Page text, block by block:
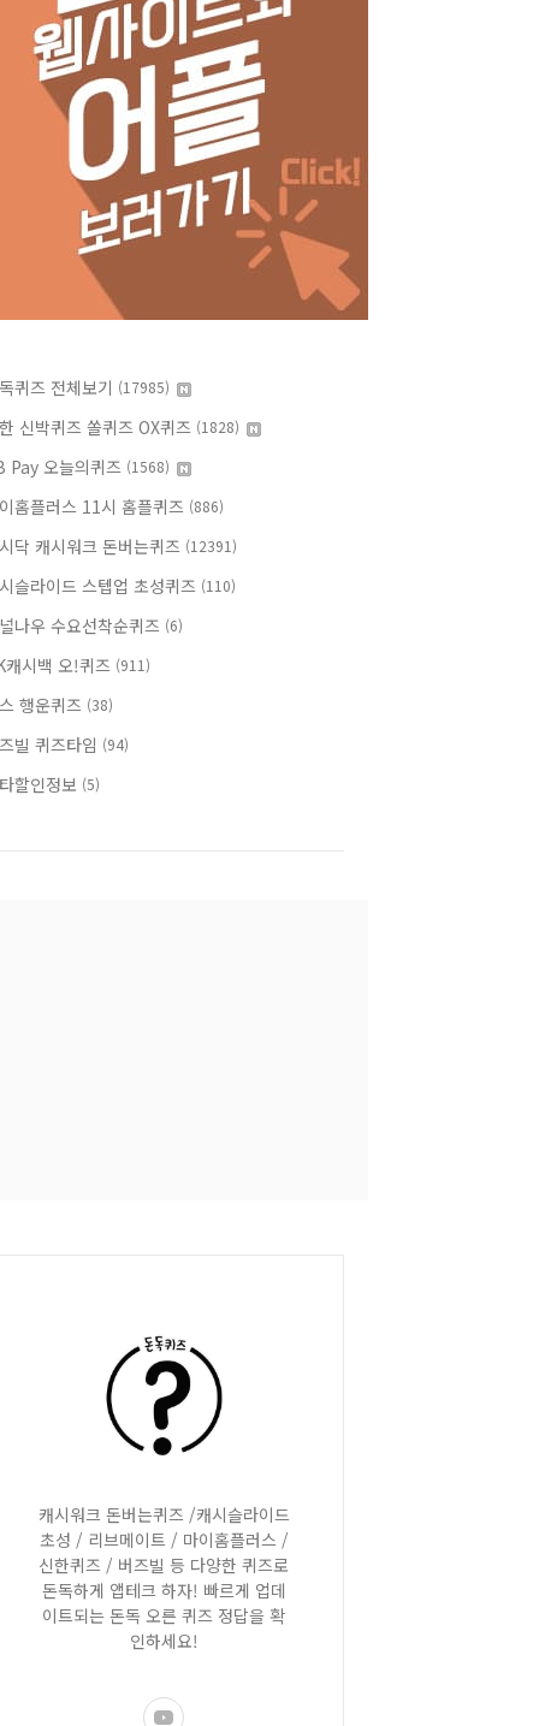
퀴즈 전체보기 (17985)
신박퀴즈 쏠퀴즈 OX퀴즈 (1828)
Pay 오늘의퀴즈 (1568)
홈플러스 11시 홈플퀴즈 (886)
닥 캐시워크 돈버는퀴즈 (12391)
슬라이드 스텝업 초성퀴즈 (110)
나우 수요선착순퀴즈 (6)
캐시백 오!퀴즈 (911)
행운퀴즈 (38)
빌 퀴즈타임 (94)
할인정보 (5)
캐시워크 돈버는퀴즈 /캐시슬라이드
초성 / 리브메이트 / 마이홈플러스 /
신한퀴즈 / 버즈빌 등 다양한 퀴즈로
돈독하게 앱테크 하자! 빠르게 업데
이트되는 돈독 오른 퀴즈 정답을 확
인하세요!